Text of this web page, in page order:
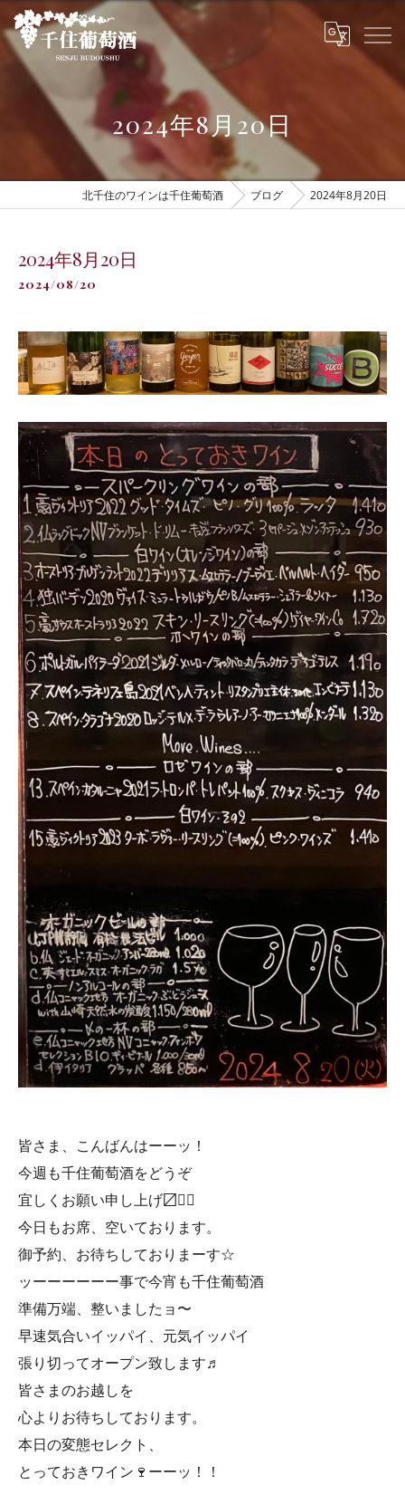
2024年8月20日
北千住のワインは千住葡萄酒 ブログ 2024年8月20日
2024年8月20日
2024/08/20
皆さま、こんばんはーーッ！
今週も千住葡萄酒をどうぞ
宜しくお願い申し上げ〼🙇‍♀️
今日もお席、空いております。
御予約、お待ちしておりまーす☆
ッーーーーーー事で今宵も千住葡萄酒
準備万端、整いましたョ〜
早速気合いイッパイ、元気イッパイ
張り切ってオープン致します♬
皆さまのお越しを
心よりお待ちしております。
本日の変態セレクト、
とっておきワイン🍷ーーッ！！